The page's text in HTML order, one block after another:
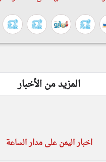
المزيد من الأخبار
اخبار اليمن على مدار الساعة